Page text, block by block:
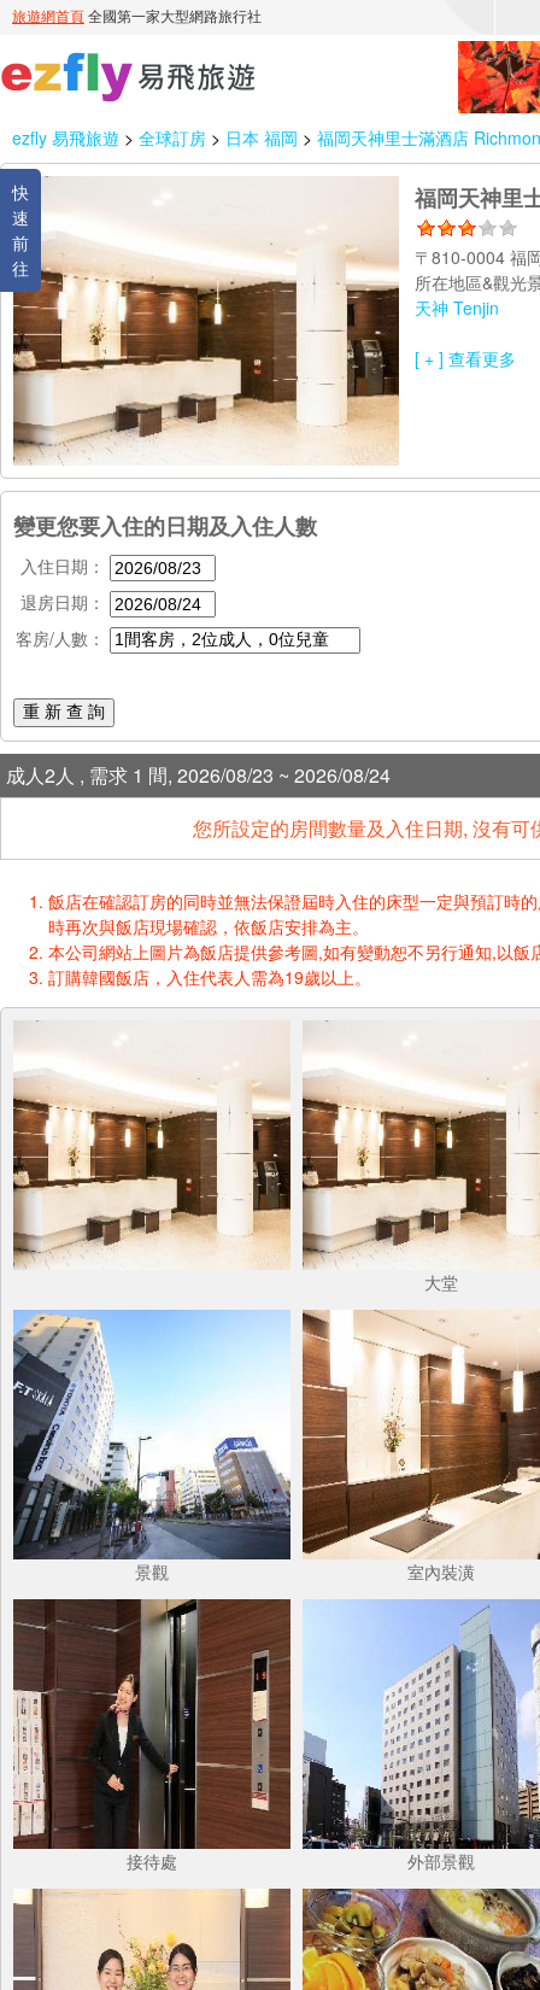
ezfly 易飛旅遊 > 全球訂房 > 日本 福岡 > 福岡天神里士滿酒店
快
速
前
往
福岡天神里
〒810-0004 福
所在地區&觀光
天神 Tenjin
[ + ] 查看更多
變更您要入住的日期及入住人數
入住日期：
退房日期：
客房/人數：
重 新 查 詢
成人2人 , 需求 1 間, 2026/08/23 ~ 2026/08/24
您所設定的房間數量及入住日期, 沒有
飯店在確認訂房的同時並無法保證屆時入住的床型一定與預訂時
時再次與飯店現場確認，依飯店安排為主。
本公司網站上圖片為飯店提供參考圖,如有變動恕不另行通知,以飯
訂購韓國飯店，入住代表人需為19歲以上。
大堂
景觀 室內裝潢
接待處 外部景觀